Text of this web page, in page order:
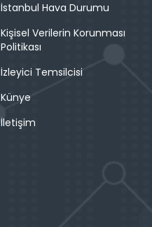
İstanbul Hava Durumu
Kişisel Verilerin Korunması
Politikası
İzleyici Temsilcisi
Künye
İletişim